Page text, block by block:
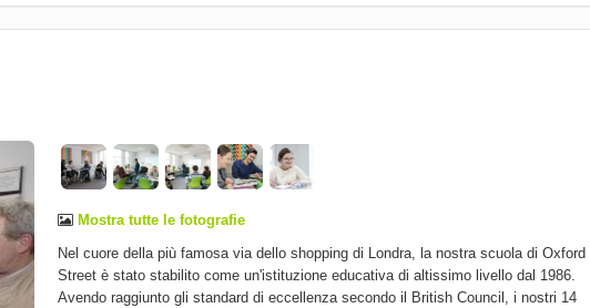
Mostra tutte le fotografie
Nel cuore della più famosa via dello shopping di Londra, la nostra scuola di Oxford
Street è stato stabilito come un'istituzione educativa di altissimo livello dal 1986.
Avendo raggiunto gli standard di eccellenza secondo il British Council, i nostri 14